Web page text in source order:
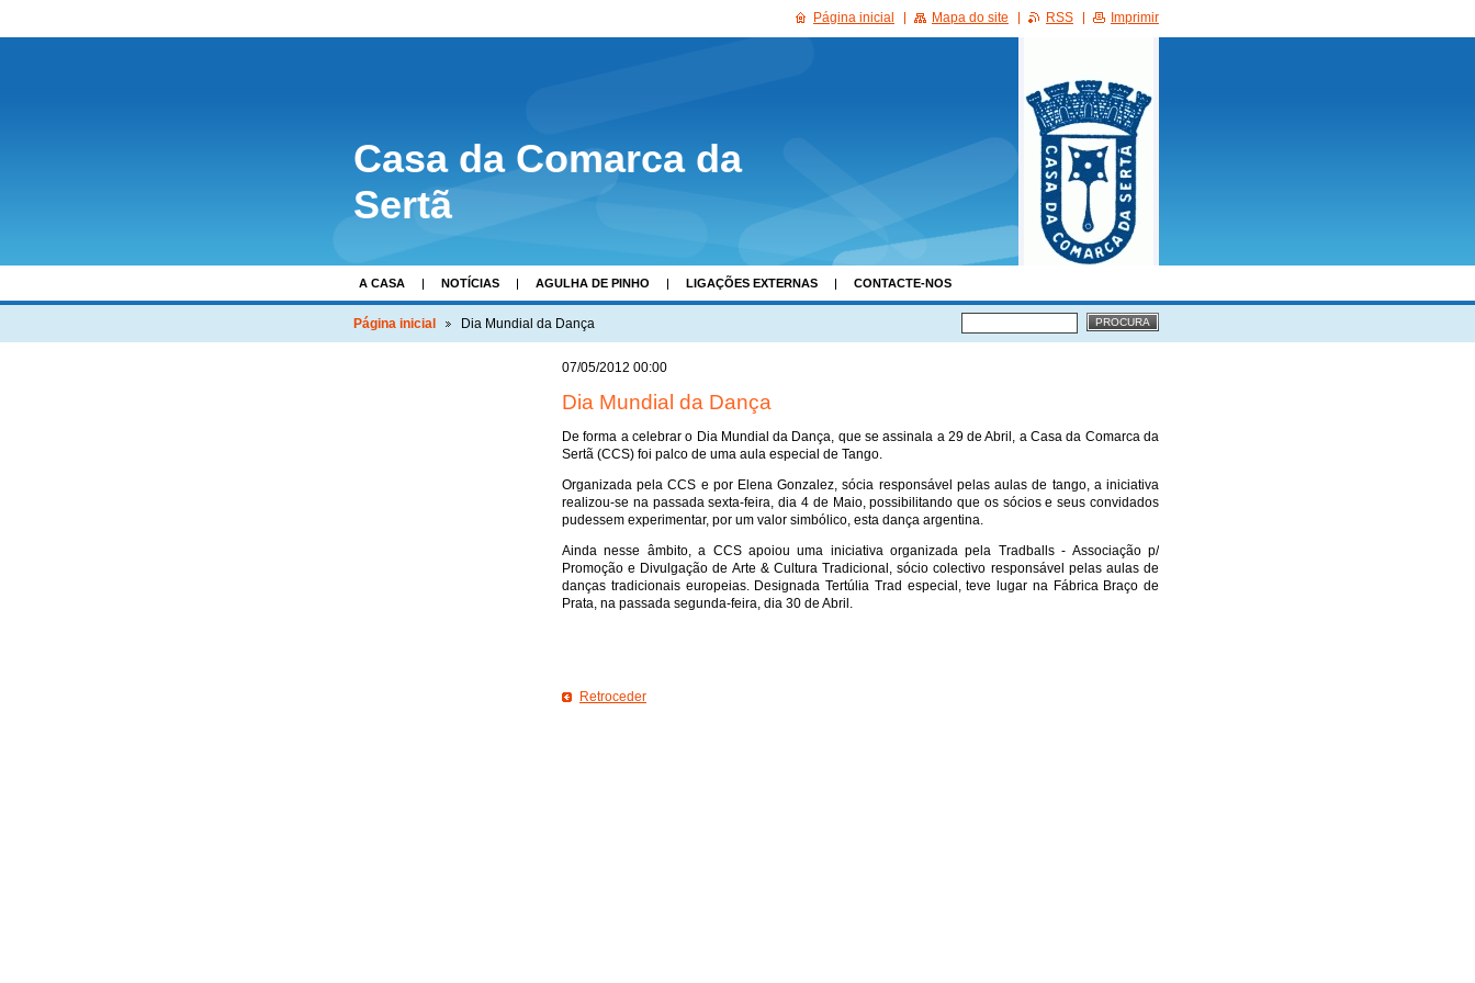
Casa da Comarca da
Sertã
A CASA NOTÍCIAS AGULHA DE PINHO LIGAÇÕES EXTERNAS CONTACTE-NOS
Página inicial Dia Mundial da Dança
07/05/2012 00:00
Dia Mundial da Dança
De forma a celebrar o Dia Mundial da Dança, que se assinala a 29 de Abril, a Casa da Comarca da
Sertã (CCS) foi palco de uma aula especial de Tango.
Organizada pela CCS e por Elena Gonzalez, sócia responsável pelas aulas de tango, a iniciativa
realizou-se na passada sexta-feira, dia 4 de Maio, possibilitando que os sócios e seus convidados
pudessem experimentar, por um valor simbólico, esta dança argentina.
Ainda nesse âmbito, a CCS apoiou uma iniciativa organizada pela Tradballs - Associação p/
Promoção e Divulgação de Arte & Cultura Tradicional, sócio colectivo responsável pelas aulas de
danças tradicionais europeias. Designada Tertúlia Trad especial, teve lugar na Fábrica Braço de
Prata, na passada segunda-feira, dia 30 de Abril.
Retroceder
Página inicial Mapa do site RSS Imprimir